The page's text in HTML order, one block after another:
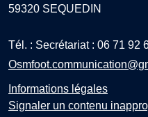
59320 SEQUEDIN
Tél. : Secrétariat : 06 71 92
Informations légales
Signaler un contenu